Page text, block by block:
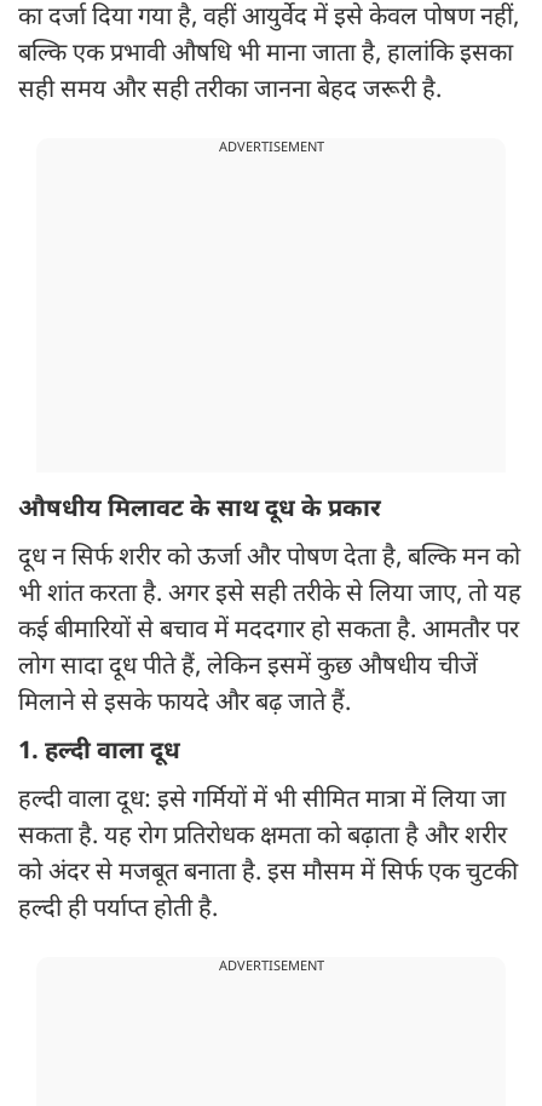
का दर्जा दिया गया है, वहीं आयुर्वेद में इसे केवल पोषण नहीं,
बल्कि एक प्रभावी औषधि भी माना जाता है, हालांकि इसका
सही समय और सही तरीका जानना बेहद जरूरी है.
ADVERTISEMENT
औषधीय मिलावट के साथ दूध के प्रकार
दूध न सिर्फ शरीर को ऊर्जा और पोषण देता है, बल्कि मन को
भी शांत करता है. अगर इसे सही तरीके से लिया जाए, तो यह
कई बीमारियों से बचाव में मददगार हो सकता है. आमतौर पर
लोग सादा दूध पीते हैं, लेकिन इसमें कुछ औषधीय चीजें
मिलाने से इसके फायदे और बढ़ जाते हैं.
1. हल्दी वाला दूध
हल्दी वाला दूध: इसे गर्मियों में भी सीमित मात्रा में लिया जा
सकता है. यह रोग प्रतिरोधक क्षमता को बढ़ाता है और शरीर
को अंदर से मजबूत बनाता है. इस मौसम में सिर्फ एक चुटकी
हल्दी ही पर्याप्त होती है.
ADVERTISEMENT